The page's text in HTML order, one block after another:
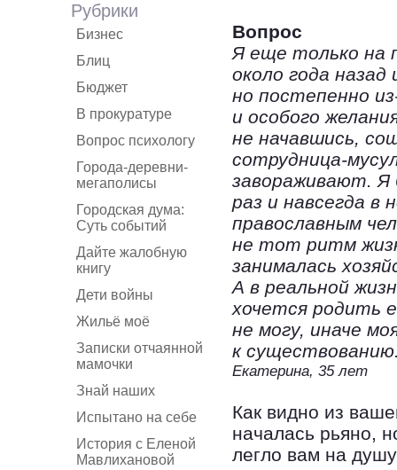
Рубрики
Бизнес
Блиц
Бюджет
В прокуратуре
Вопрос психологу
Города-деревни-
мегаполисы
Городская дума:
Суть событий
Дайте жалобную
книгу
Дети войны
Жильё моё
Записки отчаянной
мамочки
Знай наших
Испытано на себе
История с Еленой
Мавлихановой
Вопрос
Я еще только на
около года назад
но постепенно
и особого
не начавшись,
сотрудница-
завораживают.
раз и навсегда в
православным
не тот ритм
занималась
А в реальной
хочется родить
не могу, иначе
к
Екатерина, 35 лет
Как видно из
началась рьяно,
легло вам на